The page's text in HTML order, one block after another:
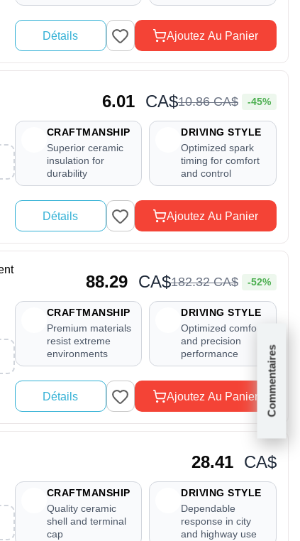
Commentaires
Détails Ajoutez Au Panier
6.01 CA$10.86CA$ -45%
CRAFTMANSHIP
Superior ceramic
insulation for
durability
DRIVING STYLE
Optimized spark
timing for comfort
and control
Détails Ajoutez Au Panier
88.29 CA$182.32CA$ -52%
CRAFTMANSHIP
Premium materials
resist extreme
environments
DRIVING STYLE
Optimized comfort
and precision
performance
Détails Ajoutez Au Panier
28.41 CA$
CRAFTMANSHIP
Quality ceramic
shell and terminal
cap
DRIVING STYLE
Dependable
response in city
and highway use